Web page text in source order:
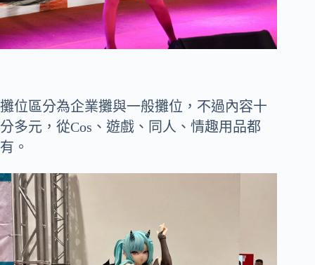
攤位區分為企業攤與一般攤位，不過內容十
分多元，從Cos、遊戲、同人、情趣用品都
有。